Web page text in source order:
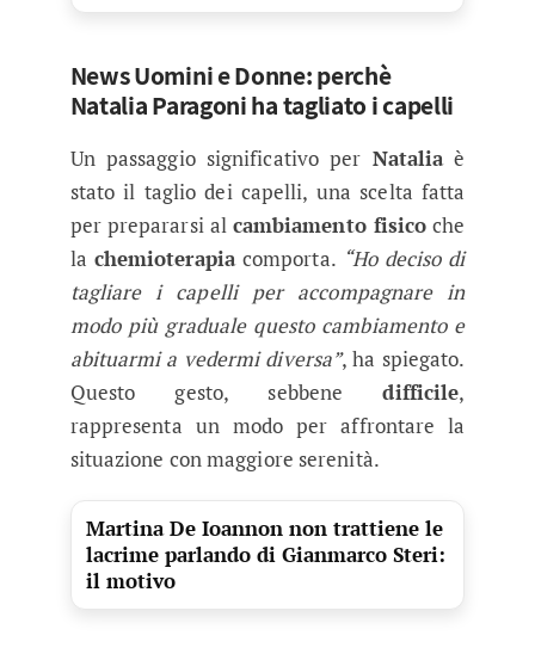
News Uomini e Donne: perchè
Natalia Paragoni ha tagliato i capelli
Un passaggio significativo per Nataliaè
stato il taglio dei capelli, una scelta fatta
per prepararsi al cambiamento fisico che
la chemioterapiacomporta. “Ho deciso di
tagliare i capelli per accompagnare in
modo più graduale questo cambiamento e
abituarmi a vedermi diversa”, ha spiegato.
Questo gesto, sebbenedifficile,
rappresenta un modo per affrontare la
situazione con maggiore serenità.
Martina De Ioannon non trattiene le
lacrime parlando di Gianmarco Steri:
il motivo